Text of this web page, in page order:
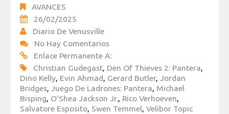
AVANCES
26/02/2025
Diario De Venusville
No Hay Comentarios
Enlace Permanente A:
Christian Gudegast, Den Of Thieves 2: Pantera,
Dino Kelly, Evin Ahmad, Gerard Butler, Jordan
Bridges, Juego De Ladrones: Pantera, Michael
Bisping, O'Shea Jackson Jr., Rico Verhoeven,
Salvatore Esposito, Swen Temmel, Velibor Topic